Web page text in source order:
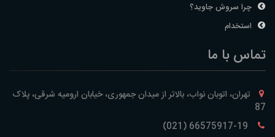
چرا سروش جاوید؟
استخدام
تماس با ما
تهران، اتوبان نواب، بالاتر از میدان جمهوری، خیابان ارومیه شرقی، پلاک
87